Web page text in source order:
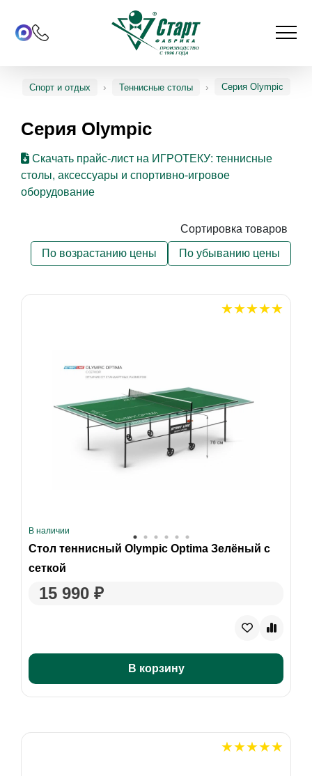
Спорт и отдых Теннисные столы Серия Olympic
Серия Olympic
Скачать прайс-лист на ИГРОТЕКУ: теннисные
столы, аксессуары и спортивно-игровое
оборудование
Сортировка товаров
По возрастанию цены По убыванию цены
В наличии
Стол теннисный Olympic Optima Зелёный с
сеткой
15 990 ₽
В корзину